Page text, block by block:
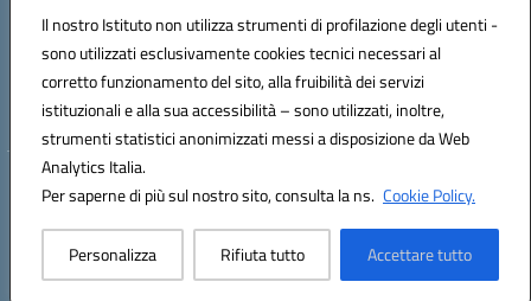
Il nostro Istituto non utilizza strumenti di profilazione degli utenti -
sono utilizzati esclusivamente cookies tecnici necessari al
corretto funzionamento del sito, alla fruibilità dei servizi
istituzionali e alla sua accessibilità – sono utilizzati, inoltre,
strumenti statistici anonimizzati messi a disposizione da Web
Analytics Italia.
Per saperne di più sul nostro sito, consulta la ns. Cookie Policy.
Personalizza Rifiuta tutto Accettare tutto
Codice fiscale: 83002470876
Codice meccanografico:CTIC83200R
Codice Indice delle Pubbliche Amministrazioni (IPA): istsc_CTIC83200R
Codice unico di fatturazione (CUF): UF7TEB
Hosting & Powered by 3D Solution S.r.l.
Concept & Design by Designers Italia